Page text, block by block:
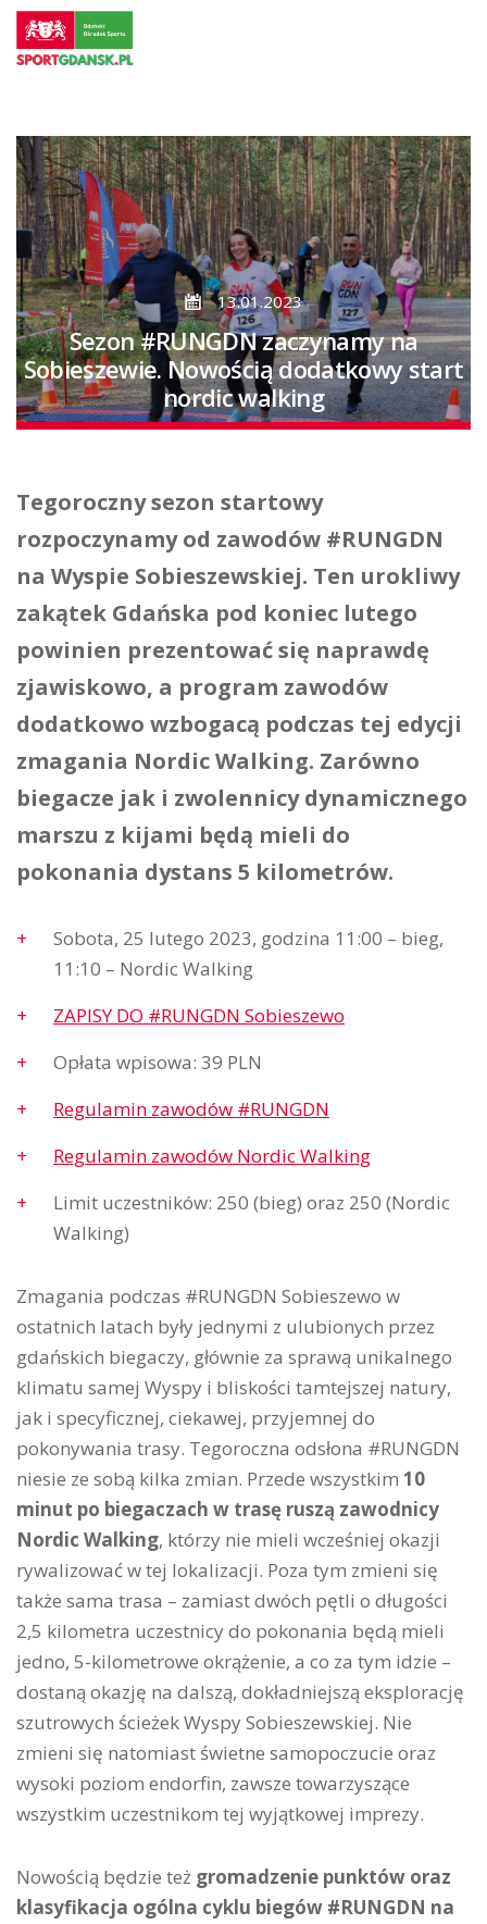
Przejdź
do
treści
Przejdź
do
13.01.2023
Sezon #RUNGDN zaczynamy na
Sobieszewie. Nowością dodatkowy start
nordic walking
Tegoroczny sezon startowy
rozpoczynamy od zawodów #RUNGDN
na Wyspie Sobieszewskiej. Ten urokliwy
zakątek Gdańska pod koniec lutego
powinien prezentować się naprawdę
zjawiskowo, a program zawodów
dodatkowo wzbogacą podczas tej edycji
zmagania Nordic Walking. Zarówno
biegacze jak i zwolennicy dynamicznego
marszu z kijami będą mieli do
pokonania dystans 5 kilometrów.
Sobota, 25 lutego 2023, godzina 11:00 – bieg,
11:10 – Nordic Walking
ZAPISY DO #RUNGDN Sobieszewo
Opłata wpisowa: 39 PLN
Regulamin zawodów #RUNGDN
Regulamin zawodów Nordic Walking
Limit uczestników: 250 (bieg) oraz 250 (Nordic
Walking)
Zmagania podczas #RUNGDN Sobieszewo w
ostatnich latach były jednymi z ulubionych przez
gdańskich biegaczy, głównie za sprawą unikalnego
klimatu samej Wyspy i bliskości tamtejszej natury,
jak i specyficznej, ciekawej, przyjemnej do
pokonywania trasy. Tegoroczna odsłona #RUNGDN
niesie ze sobą kilka zmian. Przede wszystkim 10
minut po biegaczach w trasę ruszą zawodnicy
Nordic Walking, którzy nie mieli wcześniej okazji
rywalizować w tej lokalizacji. Poza tym zmieni się
także sama trasa – zamiast dwóch pętli o długości
2,5 kilometra uczestnicy do pokonania będą mieli
jedno, 5-kilometrowe okrążenie, a co za tym idzie –
dostaną okazję na dalszą, dokładniejszą eksplorację
szutrowych ścieżek Wyspy Sobieszewskiej. Nie
zmieni się natomiast świetne samopoczucie oraz
wysoki poziom endorfin, zawsze towarzyszące
wszystkim uczestnikom tej wyjątkowej imprezy.
Nowością będzie też gromadzenie punktów oraz
klasyfikacja ogólna cyklu biegów #RUNGDN na